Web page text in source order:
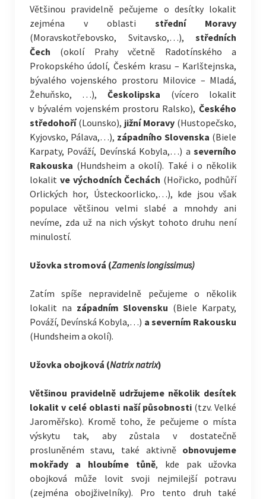
Většinou pravidelně pečujeme o desítky lokalit
zejména v oblastistřední Moravy
(Moravskotřebovsko, Svitavsko,…),středních
Čech (okolí Prahy včetně Radotínského a
Prokopského údolí, Českém krasu – Karlštejnska,
bývalého vojenského prostoru Milovice – Mladá,
Žehuňsko, …), Českolipska (vícero lokalit
v bývalém vojenském prostoru Ralsko),Českého
středohoří(Lounsko), jižní Moravy (Hustopečsko,
Kyjovsko, Pálava,…), západního Slovenska (Biele
Karpaty, Pováží, Devínská Kobyla,…) aseverního
Rakouska (Hundsheim a okolí). Také i o několik
lokalit ve východních Čechách (Hořicko, podhůří
Orlických hor, Ústeckoorlicko,…), kde jsou však
populace většinou velmi slabé a mnohdy ani
nevíme, zda už na nich výskyt tohoto druhu není
minulostí.
Užovka stromová (Zamenis longissimus)
Zatím spíše nepravidelně pečujeme o několik
lokalit na západním Slovensku (Biele Karpaty,
Pováží, Devínská Kobyla,…) a severním Rakousku
(Hundsheim a okolí).
Užovka obojková (Natrix natrix)
Většinou pravidelně udržujeme několik desítek
lokalit v celé oblasti naší působnosti(tzv. Velké
Jaroměřsko). Kromě toho, že pečujeme o místa
výskytu tak, aby zůstala v dostatečně
prosluněném stavu, také aktivně obnovujeme
mokřady a hloubíme tůně, kde pak užovka
obojková může lovit svoji nejmilejší potravu
(zejména obojživelníky). Pro tento druh také